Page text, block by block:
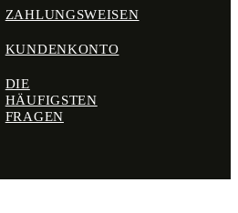
ZAHLUNGSWEISEN
KUNDENKONTO
DIE
HÄUFIGSTEN
FRAGEN